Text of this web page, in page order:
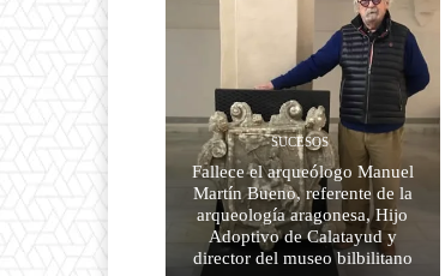
SUCESOS
Fallece el arqueólogo Manuel
Martín Bueno, referente de la
arqueología aragonesa, Hijo
Adoptivo de Calatayud y
director del museo bilbilitano